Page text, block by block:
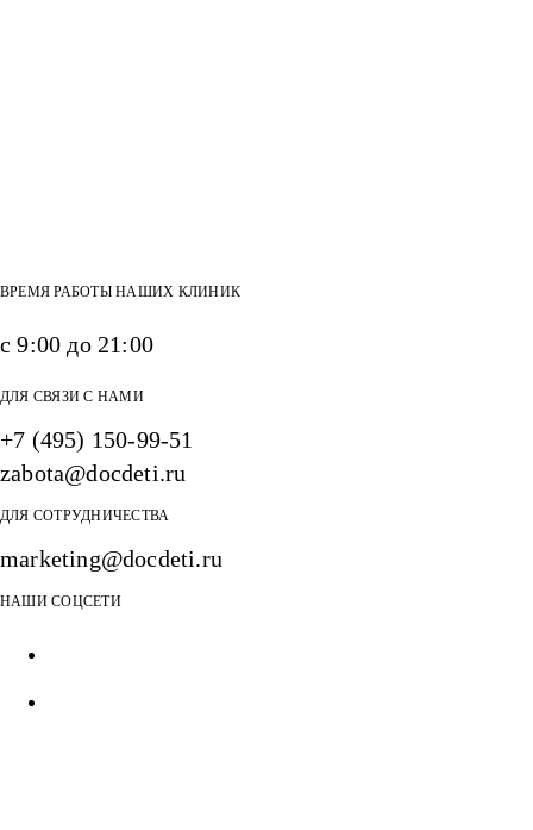
ВРЕМЯ РАБОТЫ НАШИХ КЛИНИК
с 9:00 до 21:00
ДЛЯ СВЯЗИ С НАМИ
+7 (495) 150-99-51
zabota@docdeti.ru
ДЛЯ СОТРУДНИЧЕСТВА
marketing@docdeti.ru
НАШИ СОЦСЕТИ